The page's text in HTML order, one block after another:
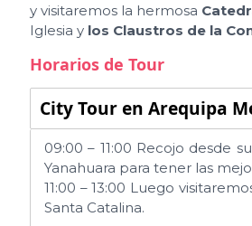
y visitaremos la hermosa
Iglesia y los Claustros de la
Horarios de Tour
City Tour en Arequipa
09:00 – 11:00 Recojo desde
Yanahuara para tener las
11:00 – 13:00 Luego
Santa Catalina.